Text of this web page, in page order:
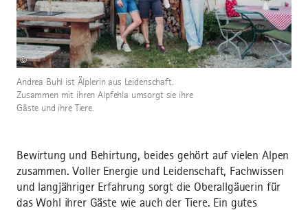
©
Andrea Buhl ist Älplerin aus Leidenschaft.
Zusammen mit ihren Alpfehla umsorgt sie ihre
Gäste und ihre Tiere.
Bewirtung und Behirtung, beides gehört auf vielen Alpen
zusammen. Voller Energie und Leidenschaft, Fachwissen
und langjähriger Erfahrung sorgt die Oberallgäuerin für
das Wohl ihrer Gäste wie auch der Tiere. Ein gutes